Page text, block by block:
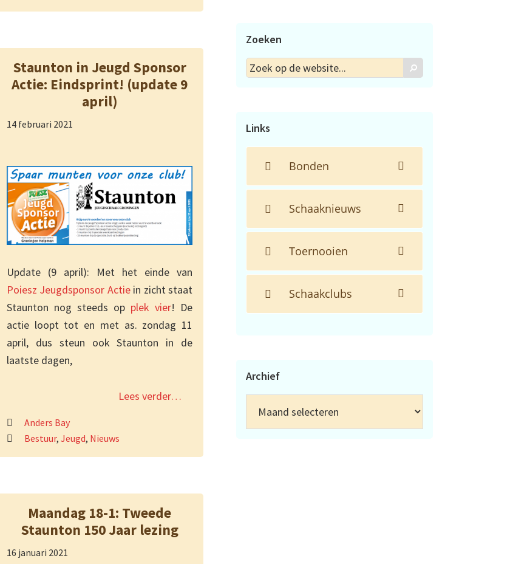
Staunton in Jeugd Sponsor
Actie: Eindsprint! (update 9
april)
14 februari 2021
Update (9 april): Met het einde van
Poiesz Jeugdsponsor Actiein zicht staat
Staunton nog steeds op plek vier! De
actie loopt tot en met as. zondag 11
april, dus steun ook Staunton in de
laatste dagen,
Lees verder…
Anders Bay
Bestuur, Jeugd, Nieuws
Maandag 18-1: Tweede
Staunton 150 Jaar lezing
16 januari 2021
Zoeken
Zoek
op
Zoek
Links
Bonden
Schaaknieuws
Toernooien
Schaakclubs
Archief